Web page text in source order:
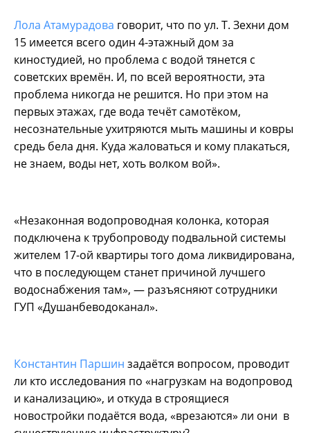
Лола Атамурадова говорит, что по ул. Т. Зехни дом
15 имеется всего один 4-этажный дом за
киностудией, но проблема с водой тянется с
советских времён. И, по всей вероятности, эта
проблема никогда не решится. Но при этом на
первых этажах, где вода течёт самотёком,
несознательные ухитряются мыть машины и ковры
средь бела дня. Куда жаловаться и кому плакаться,
не знаем, воды нет, хоть волком вой».
«Незаконная водопроводная колонка, которая
подключена к трубопроводу подвальной системы
жителем 17-ой квартиры того дома ликвидирована,
что в последующем станет причиной лучшего
водоснабжения там», — разъясняют сотрудники
ГУП «Душанбеводоканал».
Константин Паршин задаётся вопросом, проводит
ли кто исследования по «нагрузкам на водопровод
и канализацию», и откуда в строящиеся
новостройки подаётся вода, «врезаются» ли они в